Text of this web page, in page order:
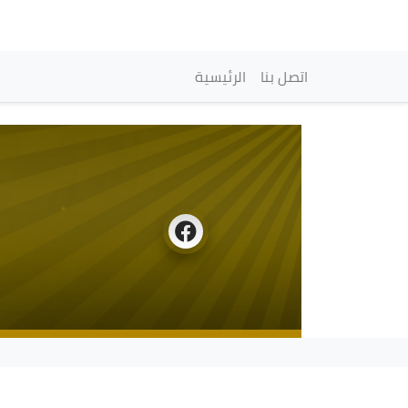
Navigation
الرئيسية اتصل بنا